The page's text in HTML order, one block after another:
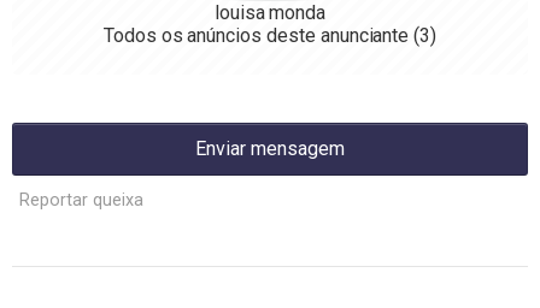
louisa monda
Todos os anúncios deste anunciante(3)
Enviar mensagem
Reportar queixa